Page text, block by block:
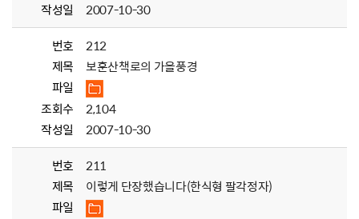
작성일
2007-10-30
번호
212
제목
보훈산책로의 가을풍경
파일
조회수
2,104
작성일
2007-10-30
번호
211
제목
이렇게 단장했습니다(한식형 팔각정자)
파일